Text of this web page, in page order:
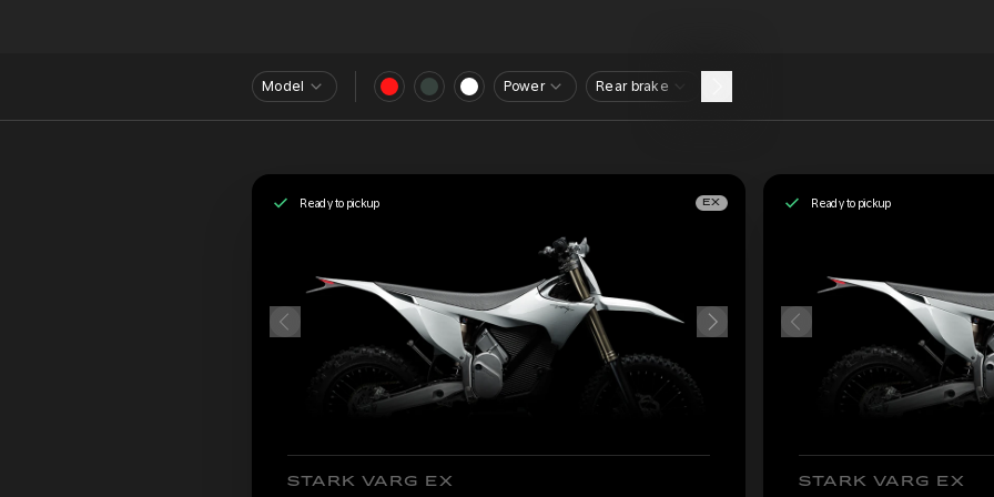
Model Power Rear brake
Ready to pickup EX
STARK VARG EX
Ready to pickup
STARK VARG EX